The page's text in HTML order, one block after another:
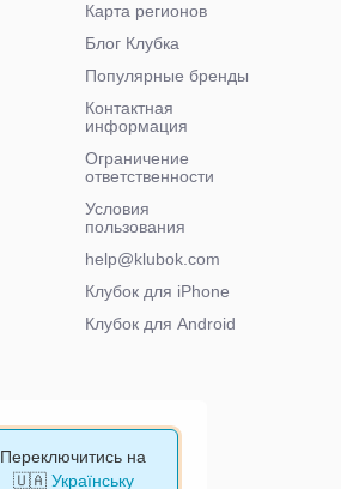
Карта регионов
Блог Клубка
Популярные бренды
Контактная
информация
Ограничение
ответственности
Условия
пользования
help@klubok.com
Клубок для iPhone
Клубок для Android
Переключитись на
🇺🇦 Українську